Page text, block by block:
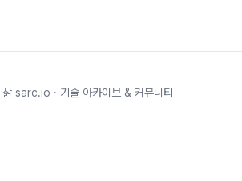
삵 sarc.io · 기술 아카이브 & 커뮤니티